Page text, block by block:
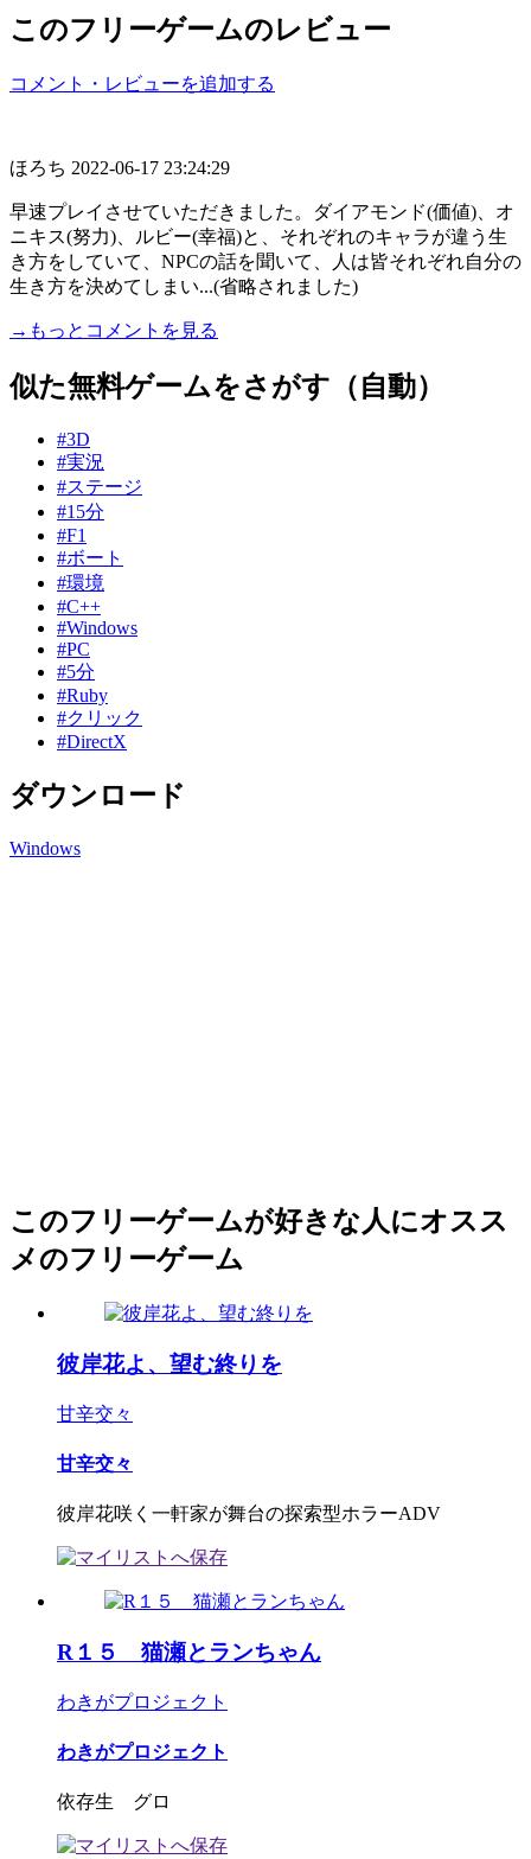
このフリーゲームのレビュー
コメント・レビューを追加する
ほろち 2022-06-17 23:24:29
早速プレイさせていただきました。ダイアモンド(価値)、オ
ニキス(努力)、ルビー(幸福)と、それぞれのキャラが違う生
き方をしていて、NPCの話を聞いて、人は皆それぞれ自分の
生き方を決めてしまい...(省略されました)
→もっとコメントを見る
似た無料ゲームをさがす（自動）
#3D
#実況
#ステージ
#15分
#F1
#ボート
#環境
#C++
#Windows
#PC
#5分
#Ruby
#クリック
#DirectX
ダウンロード
Windows
このフリーゲームが好きな人にオスス
メのフリーゲーム
彼岸花よ、望む終りを
甘辛交々
甘辛交々
彼岸花咲く一軒家が舞台の探索型ホラーADV
R１５ 猫瀬とランちゃん
わきがプロジェクト
わきがプロジェクト
依存生 グロ